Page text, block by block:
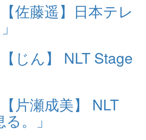
【佐藤遥】日本テレ
【じん】 NLT Stage
【片瀬成美】 NLT
。」